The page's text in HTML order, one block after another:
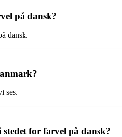
på dansk?
dansk.
ses.
for farvel på dansk?